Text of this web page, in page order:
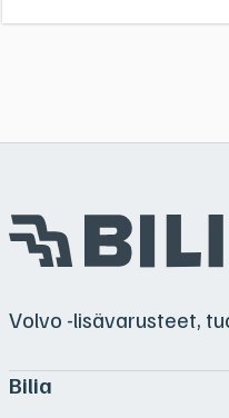
Volvo -lisävarusteet,
Bilia